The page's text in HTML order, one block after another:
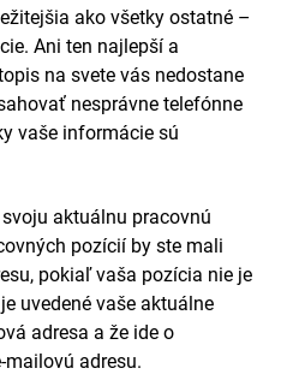
ako všetky ostatné –
Ani ten najlepší a
na svete vás nedostane
nesprávne telefónne
vaše informácie sú
aktuálnu pracovnú
pozícií by ste mali
pokiaľ vaša pozícia nie je
uvedené vaše aktuálne
adresa a že ide o
adresu.